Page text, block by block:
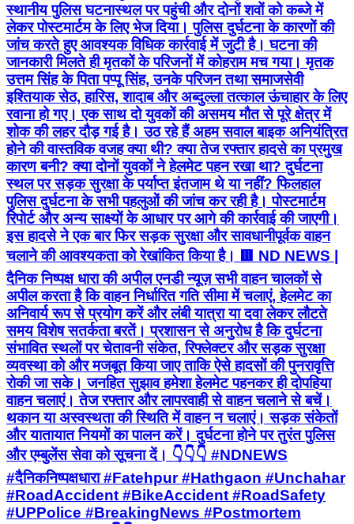
स्थानीय पुलिस घटनास्थल पर पहुंची और दोनों शवों को कब्जे में
लेकर पोस्टमार्टम के लिए भेज दिया। पुलिस दुर्घटना के कारणों की
जांच करते हुए आवश्यक विधिक कार्रवाई में जुटी है। घटना की
जानकारी मिलते ही मृतकों के परिजनों में कोहराम मच गया। मृतक
उत्तम सिंह के पिता पप्पू सिंह, उनके परिजन तथा समाजसेवी
इश्तियाक सेठ, हारिस, शादाब और अब्दुल्ला तत्काल ऊंचाहार के लिए
रवाना हो गए। एक साथ दो युवकों की असमय मौत से पूरे क्षेत्र में
शोक की लहर दौड़ गई है। उठ रहे हैं अहम सवाल बाइक अनियंत्रित
होने की वास्तविक वजह क्या थी? क्या तेज रफ्तार हादसे का प्रमुख
कारण बनी? क्या दोनों युवकों ने हेलमेट पहन रखा था? दुर्घटना
स्थल पर सड़क सुरक्षा के पर्याप्त इंतजाम थे या नहीं? फिलहाल
पुलिस दुर्घटना के सभी पहलुओं की जांच कर रही है। पोस्टमार्टम
रिपोर्ट और अन्य साक्ष्यों के आधार पर आगे की कार्रवाई की जाएगी।
इस हादसे ने एक बार फिर सड़क सुरक्षा और सावधानीपूर्वक वाहन
चलाने की आवश्यकता को रेखांकित किया है। 🟥 ND NEWS |
दैनिक निष्पक्ष धारा की अपील एनडी न्यूज़ सभी वाहन चालकों से
अपील करता है कि वाहन निर्धारित गति सीमा में चलाएं, हेलमेट का
अनिवार्य रूप से प्रयोग करें और लंबी यात्रा या दवा लेकर लौटते
समय विशेष सतर्कता बरतें। प्रशासन से अनुरोध है कि दुर्घटना
संभावित स्थलों पर चेतावनी संकेत, रिफ्लेक्टर और सड़क सुरक्षा
व्यवस्था को और मजबूत किया जाए ताकि ऐसे हादसों की पुनरावृत्ति
रोकी जा सके। जनहित सुझाव हमेशा हेलमेट पहनकर ही दोपहिया
वाहन चलाएं। तेज रफ्तार और लापरवाही से वाहन चलाने से बचें।
थकान या अस्वस्थता की स्थिति में वाहन न चलाएं। सड़क संकेतों
और यातायात नियमों का पालन करें। दुर्घटना होने पर तुरंत पुलिस
और एम्बुलेंस सेवा को सूचना दें। 👇👇👇 #NDNEWS
#दैनिकनिष्पक्षधारा #Fatehpur #Hathgaon #Unchahar
#RoadAccident #BikeAccident #RoadSafety
#UPPolice #BreakingNews #Postmortem